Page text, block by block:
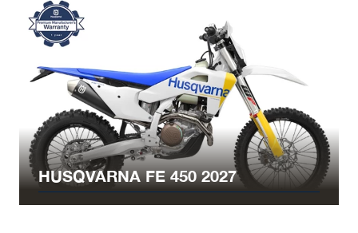
HUSQVARNA FE 450 2027